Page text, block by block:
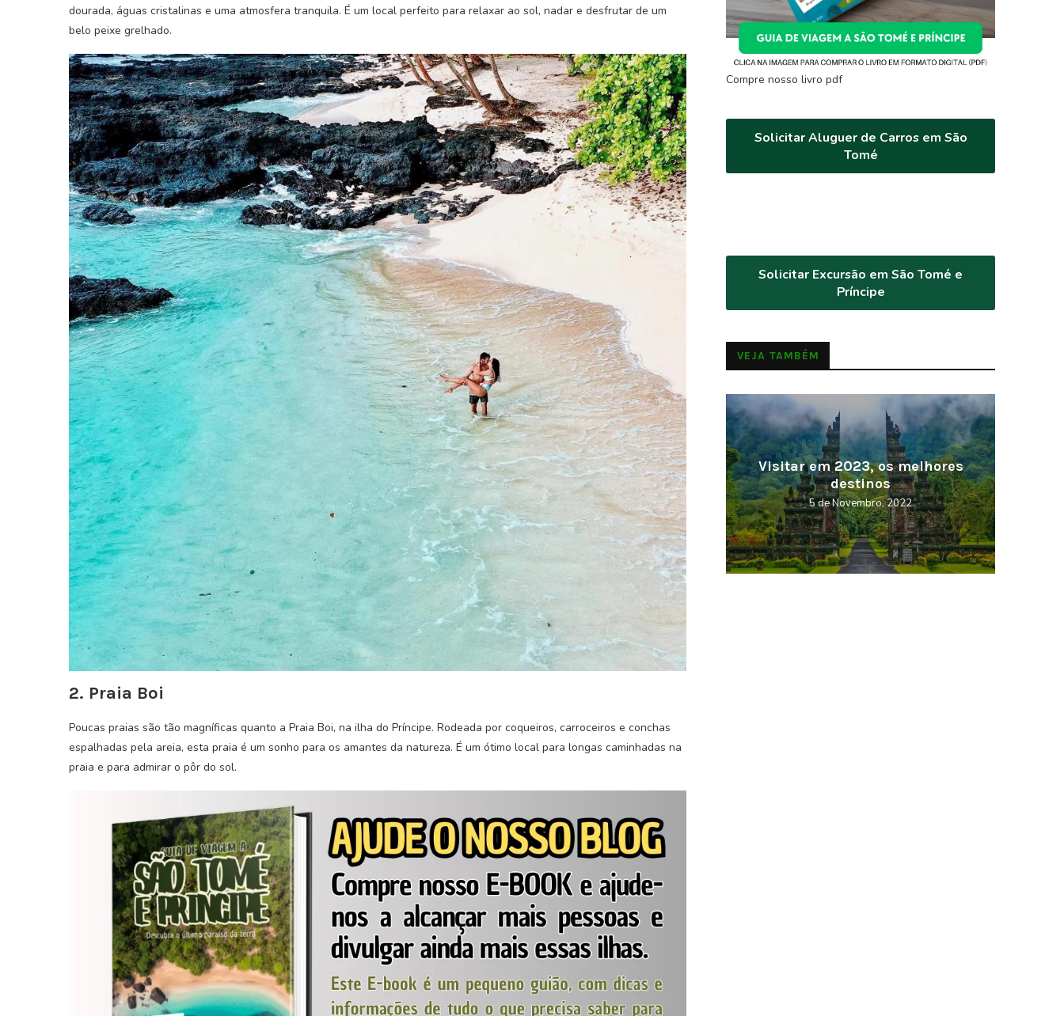
dourada, águas cristalinas e uma atmosfera tranquila. É um local perfeito para relaxar ao sol, nadar e desfrutar de um
belo peixe grelhado.
2. Praia Boi
Poucas praias são tão magníficas quanto a Praia Boi, na ilha do Príncipe. Rodeada por coqueiros, carroceiros e conchas
espalhadas pela areia, esta praia é um sonho para os amantes da natureza. É um ótimo local para longas caminhadas na
praia e para admirar o pôr do sol.
Compre nosso livro pdf
Solicitar Aluguer de Carros em São
Tomé
Solicitar Excursão em São Tomé e
Príncipe
VEJA TAMBÉM
Sobre Moçambique
24 de Outubro, 2022
Moeda de São Tomé e Príncipe:
Dobra São-tomense...
7 de Outubro, 2023
Visitar em 2023, os melhores
destinos
5 de Novembro, 2022
Cabo Verde – Terra da Morabeza
27 de Outubro, 2022